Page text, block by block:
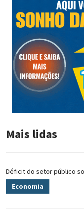
Mais lidas
Déficit do setor público
Economia